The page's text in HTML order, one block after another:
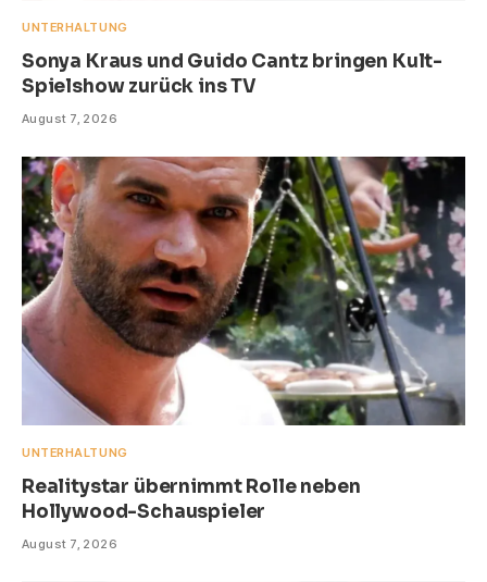
UNTERHALTUNG
Sonya Kraus und Guido Cantz bringen Kult-
Spielshow zurück ins TV
August 7, 2026
UNTERHALTUNG
Realitystar übernimmt Rolle neben
Hollywood-Schauspieler
August 7, 2026